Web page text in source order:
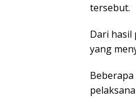
tersebut.
Dari hasil
yang